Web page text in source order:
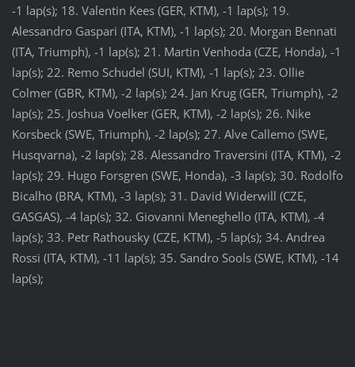
-1 lap(s); 18. Valentin Kees (GER, KTM), -1 lap(s); 19.
Alessandro Gaspari (ITA, KTM), -1 lap(s); 20. Morgan Bennati
(ITA, Triumph), -1 lap(s); 21. Martin Venhoda (CZE, Honda), -1
lap(s); 22. Remo Schudel (SUI, KTM), -1 lap(s); 23. Ollie
Colmer (GBR, KTM), -2 lap(s); 24. Jan Krug (GER, Triumph), -2
lap(s); 25. Joshua Voelker (GER, KTM), -2 lap(s); 26. Nike
Korsbeck (SWE, Triumph), -2 lap(s); 27. Alve Callemo (SWE,
Husqvarna), -2 lap(s); 28. Alessandro Traversini (ITA, KTM), -2
lap(s); 29. Hugo Forsgren (SWE, Honda), -3 lap(s); 30. Rodolfo
Bicalho (BRA, KTM), -3 lap(s); 31. David Widerwill (CZE,
GASGAS), -4 lap(s); 32. Giovanni Meneghello (ITA, KTM), -4
lap(s); 33. Petr Rathousky (CZE, KTM), -5 lap(s); 34. Andrea
Rossi (ITA, KTM), -11 lap(s); 35. Sandro Sools (SWE, KTM), -14
lap(s);